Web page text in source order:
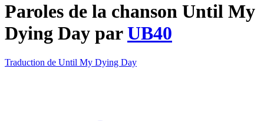
Paroles de la chanson Until My
Dying Day parUB40
Traduction de Until My Dying Day